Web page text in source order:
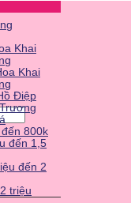
Khai
Khai
Điệp
800k
đến 1,5
đến 2
triệu